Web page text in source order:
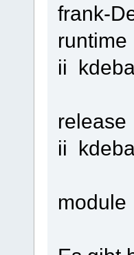
frank-
runtime
ii
release
ii
module